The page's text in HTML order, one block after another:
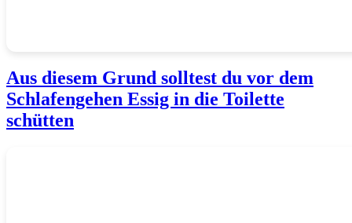
Aus diesem Grund solltest du vor dem
Schlafengehen Essig in die Toilette
schütten